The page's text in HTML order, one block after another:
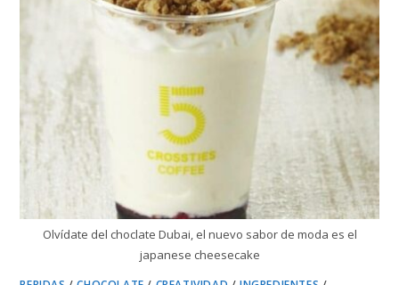
Olvídate del choclate Dubai, el nuevo sabor de moda es el
japanese cheesecake